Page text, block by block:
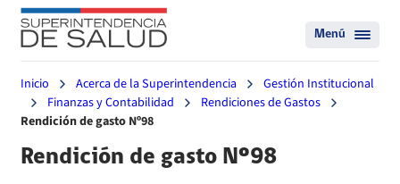
Menú
Inicio Acerca de la Superintendencia
Gestión Institucional
Finanzas y Contabilidad
Rendiciones de Gastos
Rendición de gasto Nº98
Rendición de gasto Nº98